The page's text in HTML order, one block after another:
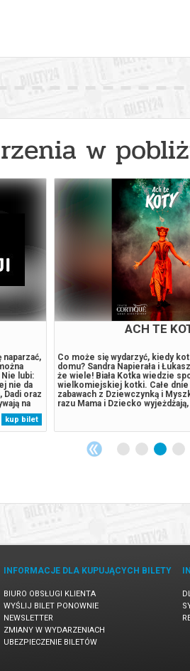
w
lubi:
nie da
Dadi oraz
na
tej pory
na
kup bilet
ACH TE
Co może się wydarzyć, kiedy
domu? Sandra Napierała i
że wiele! Biała Kotka wiedzie
wielkomiejskiej kotki. Całe dnie
zabawach z Dziewczynką i
razu Mama i Dziecko wyjeżdżają,
zostaje sama w mieście.
uliczki Nowego Jorku kryją
sąsiedztwie szklanych
INFORMACJE DLA KUPUJĄCYCH BILETY
BIURO OBSŁUGI KLIENTA
WYŚLIJ BILET PONOWNIE
NEWSLETTER
ZMIANY W WYDARZENIACH
UBEZPIECZENIE BILETÓW